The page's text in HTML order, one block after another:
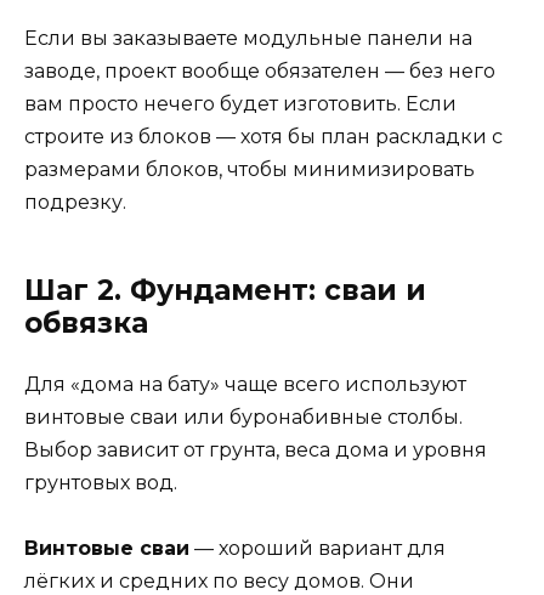
Если вы заказываете модульные панели на
заводе, проект вообще обязателен — без него
вам просто нечего будет изготовить. Если
строите из блоков — хотя бы план раскладки с
размерами блоков, чтобы минимизировать
подрезку.
Шаг 2. Фундамент: сваи и
обвязка
Для «дома на бату» чаще всего используют
винтовые сваи или буронабивные столбы.
Выбор зависит от грунта, веса дома и уровня
грунтовых вод.
Винтовые сваи — хороший вариант для
лёгких и средних по весу домов. Они